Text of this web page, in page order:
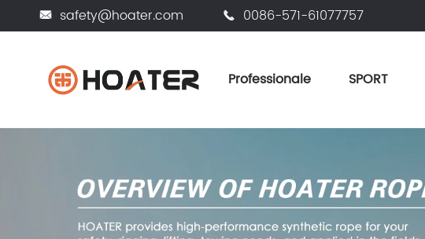
 safety@hoater.com  0086-571-61077757
Professionale SPORT